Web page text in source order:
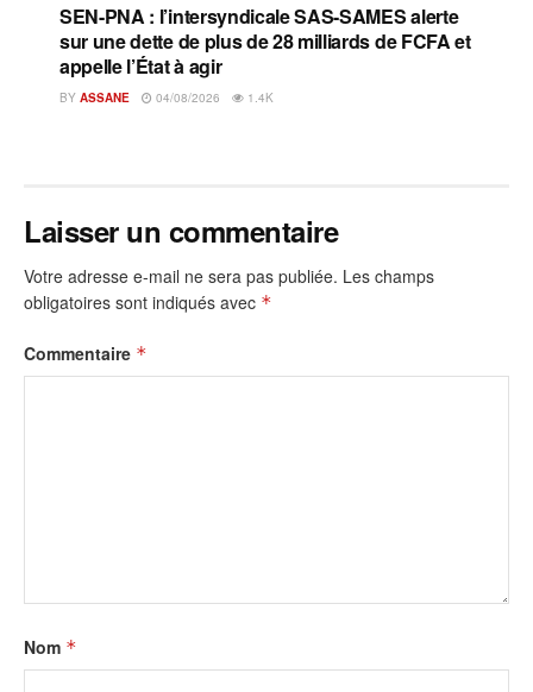
SEN-PNA : l’intersyndicale SAS-SAMES alerte
sur une dette de plus de 28 milliards de FCFA et
appelle l’État à agir
BY ASSANE 04/08/2026 1.4K
Laisser un commentaire
Votre adresse e-mail ne sera pas publiée. Les champs
obligatoires sont indiqués avec *
Commentaire *
Nom *